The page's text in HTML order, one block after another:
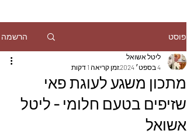
פוסט הרשמה
מתכון משגע לעוגת פאי
שזיפים בטעם חלומי - ליטל
אשואל
ליטל אשואל
4 בספט׳ 2024
זמן קריאה 1 דקות